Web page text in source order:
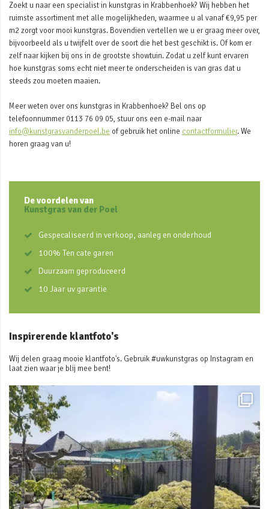
Zoekt u naar een specialist in kunstgras in Krabbenhoek? Wij hebben het
ruimste assortiment met alle mogelijkheden, waarmee u al vanaf €9,95 per
m2 zorgt voor mooi kunstgras. Bovendien vertellen we u er graag meer over,
bijvoorbeeld als u twijfelt over de soort die het best geschikt is. Of kom er
zelf naar kijken bij ons in de grootste showtuin. Zodat u zelf kunt ervaren
hoe kunstgras soms echt niet meer te onderscheiden is van gras dat u
steeds zou moeten maaien.
Meer weten over ons kunstgras in Krabbenhoek? Bel ons op
telefoonnummer 0113 76 09 05, stuur ons een e-mail naar
info@kunstgrasvanderpoel.be of gebruik het online contactformulier. We
horen graag van u!
De voordelen van
Kunstgras van der Poel
Gespecaliseerd in verkoop, aanleg en onderhoud
100% Ten cate garen
Duurzaam geproduceerd
10 Jaar uv garantie
Inspirerende klantfoto's
Wij delen graag mooie klantfoto's. Gebruik #uwkunstgras op Instagram en
laat zien waar je blij mee bent!